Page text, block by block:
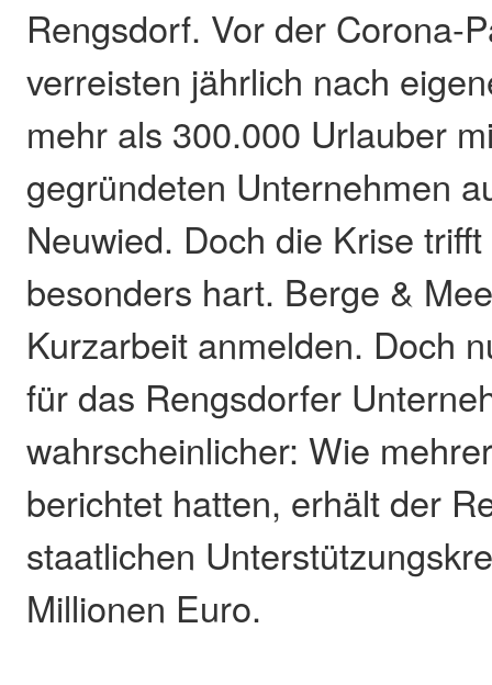
Rengsdorf. Vor der Corona-
verreisten jährlich nach
mehr als 300.000 Urlauber
gegründeten Unternehmen
Neuwied. Doch die Krise
besonders hart. Berge &
Kurzarbeit anmelden. Doch
für das Rengsdorfer
wahrscheinlicher: Wie
berichtet hatten, erhält der
staatlichen
Millionen Euro.